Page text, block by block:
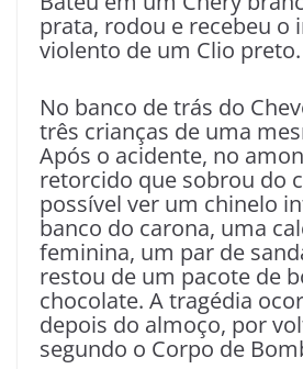
prata, rodou e recebeu o
violento de um Clio preto.
No banco de trás do
três crianças de uma
Após o acidente, no
retorcido que sobrou do
possível ver um chinelo
banco do carona, uma
feminina, um par de
restou de um pacote de
chocolate. A tragédia
depois do almoço, por
segundo o Corpo de